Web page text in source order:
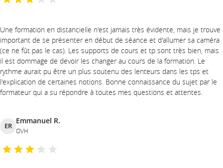
Une formation en distancielle n'est jamais très évidente, mais je trouve
important de se présenter en début de séance et d'allumer sa caméra
(ce ne fût pas le cas). Les supports de cours et tp sont très bien, mais
il est dommage de devoir les changer au cours de la formation. Le
rythme aurait pu être un plus soutenu des lenteurs dans les tps et
l'explication de certaines notions. Bonne connaissance du sujet par le
formateur qui a su répondre à toutes mes questions et attentes.
ER
Emmanuel R.
OVH